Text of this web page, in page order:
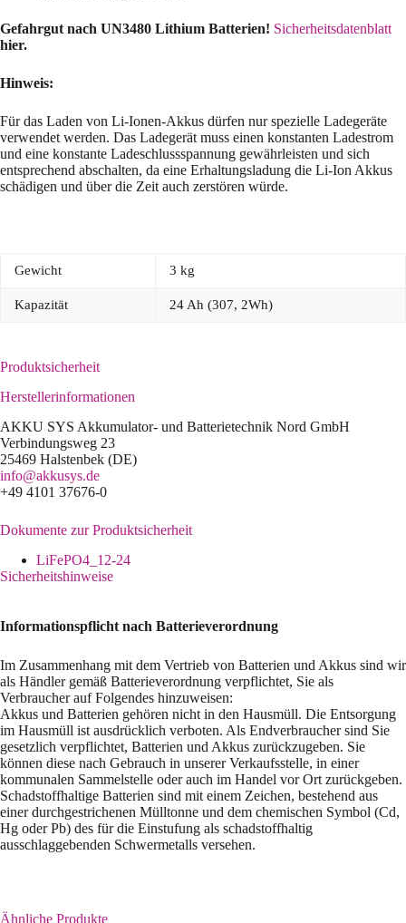
Gefahrgut nach UN3480 Lithium Batterien! Sicherheitsdatenblatt
hier.
Hinweis:
Für das Laden von Li-Ionen-Akkus dürfen nur spezielle Ladegeräte
verwendet werden. Das Ladegerät muss einen konstanten Ladestrom
und eine konstante Ladeschlussspannung gewährleisten und sich
entsprechend abschalten, da eine Erhaltungsladung die Li-Ion Akkus
schädigen und über die Zeit auch zerstören würde.
Gewicht 3 kg
Kapazität 24 Ah (307, 2Wh)
Produktsicherheit
Herstellerinformationen
AKKU SYS Akkumulator- und Batterietechnik Nord GmbH
Verbindungsweg 23
25469 Halstenbek (DE)
info@akkusys.de
+49 4101 37676-0
Dokumente zur Produktsicherheit
LiFePO4_12-24
Sicherheitshinweise
Informationspflicht nach Batterieverordnung
Im Zusammenhang mit dem Vertrieb von Batterien und Akkus sind wir
als Händler gemäß Batterieverordnung verpflichtet, Sie als
Verbraucher auf Folgendes hinzuweisen:
Akkus und Batterien gehören nicht in den Hausmüll. Die Entsorgung
im Hausmüll ist ausdrücklich verboten. Als Endverbraucher sind Sie
gesetzlich verpflichtet, Batterien und Akkus zurückzugeben. Sie
können diese nach Gebrauch in unserer Verkaufsstelle, in einer
kommunalen Sammelstelle oder auch im Handel vor Ort zurückgeben.
Schadstoffhaltige Batterien sind mit einem Zeichen, bestehend aus
einer durchgestrichenen Mülltonne und dem chemischen Symbol (Cd,
Hg oder Pb) des für die Einstufung als schadstoffhaltig
ausschlaggebenden Schwermetalls versehen.
Ähnliche Produkte